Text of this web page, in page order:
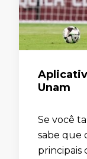
Unam
Se você
sabe que
principais